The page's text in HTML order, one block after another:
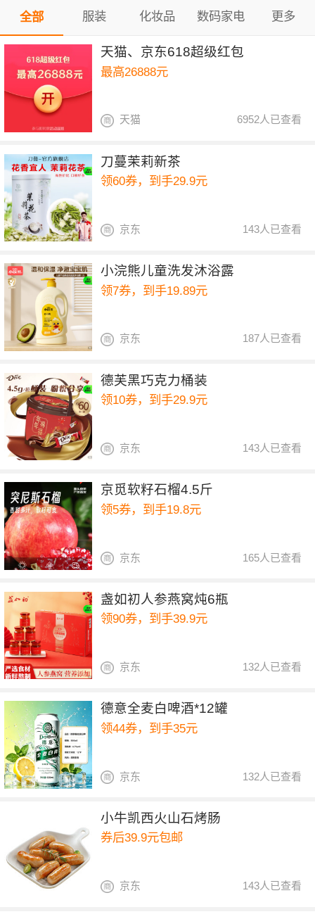
全部 服装 化妆品 数码家电 更多
天猫、京东618超级红包
最高26888元
6952人已查看
天猫
刀蔓茉莉新茶
领60券，到手29.9元
143人已查看
京东
小浣熊儿童洗发沐浴露
领7券，到手19.89元
187人已查看
京东
德芙黑巧克力桶装
领10券，到手29.9元
143人已查看
京东
京觅软籽石榴4.5斤
领5券，到手19.8元
165人已查看
京东
盏如初人参燕窝炖6瓶
领90券，到手39.9元
132人已查看
京东
德意全麦白啤酒*12罐
领44券，到手35元
132人已查看
京东
小牛凯西火山石烤肠
券后39.9元包邮
143人已查看
京东